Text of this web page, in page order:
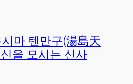
마 텐만구(湯島天
을 모시는 신사